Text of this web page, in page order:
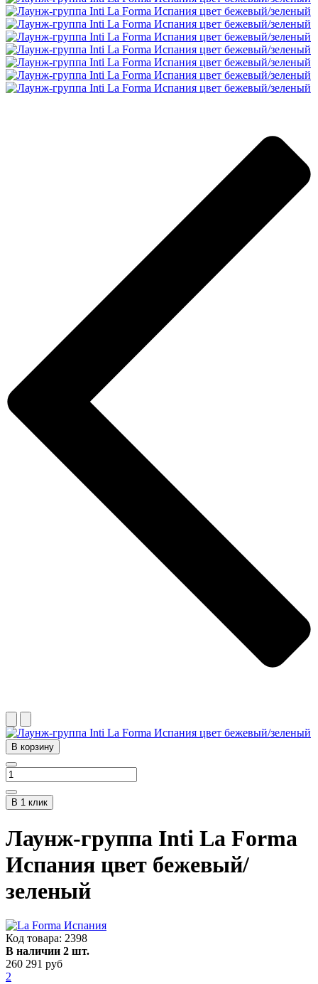
В корзину
В 1 клик
Лаунж-группа Inti La Forma
Испания цвет бежевый/
зеленый
Код товара: 2398
В наличии 2 шт.
260 291 руб
2